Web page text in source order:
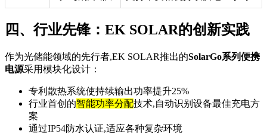
四、行业先锋：EK SOLAR的创新实践
作为光储能领域的先行者,EK SOLAR推出的SolarGo系列便携
电源采用模块化设计：
专利散热系统使持续输出功率提升25%
行业首创的智能功率分配技术,自动识别设备最佳充电方
案
通过IP54防水认证,适应各种复杂环境